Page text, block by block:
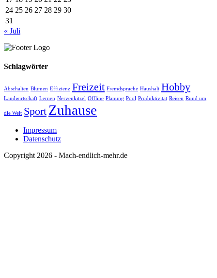
24 25 26 27 28 29 30
31
« Juli
Schlagwörter
Abschalten Blumen Effizienz Freizeit Fremdsprache Haushalt Hobby
Landwirtschaft Lernen Nervenkitzel Offline Planung Pool Produktivität Reisen Rund um
die Welt Sport Zuhause
Impressum
Datenschutz
Copyright 2026 - Mach-endlich-mehr.de